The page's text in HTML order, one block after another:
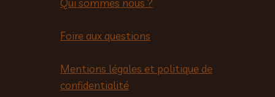
Qui sommes nous ?
Foire aux questions
Mentions légales et politique de
confidentialité